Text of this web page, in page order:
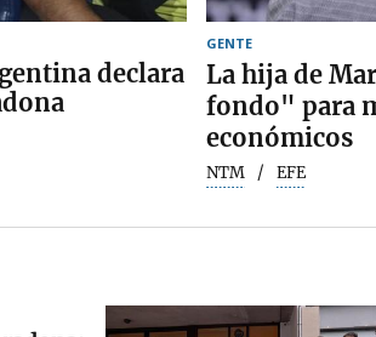
declara
GENTE
La hija de
fondo" para
económicos
NTM EFE